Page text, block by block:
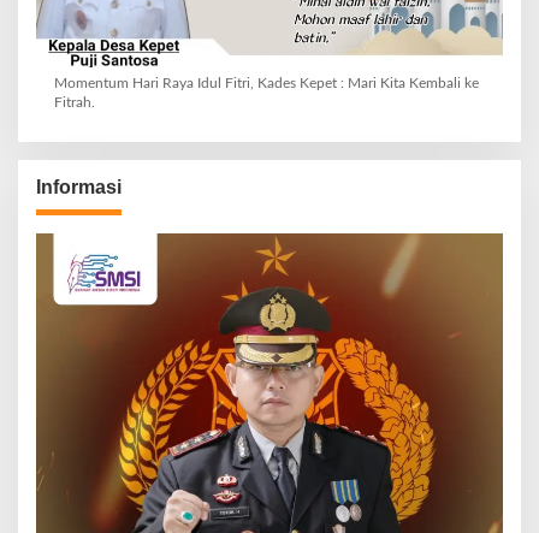
Momentum Hari Raya Idul Fitri, Kades Kepet : Mari Kita Kembali ke
Fitrah.
Informasi